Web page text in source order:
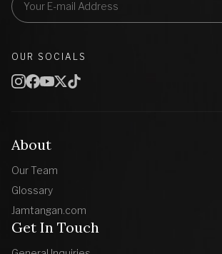
About
Our Team
Glossary
Jamtangan.com
Get In Touch
OUR SOCIALS